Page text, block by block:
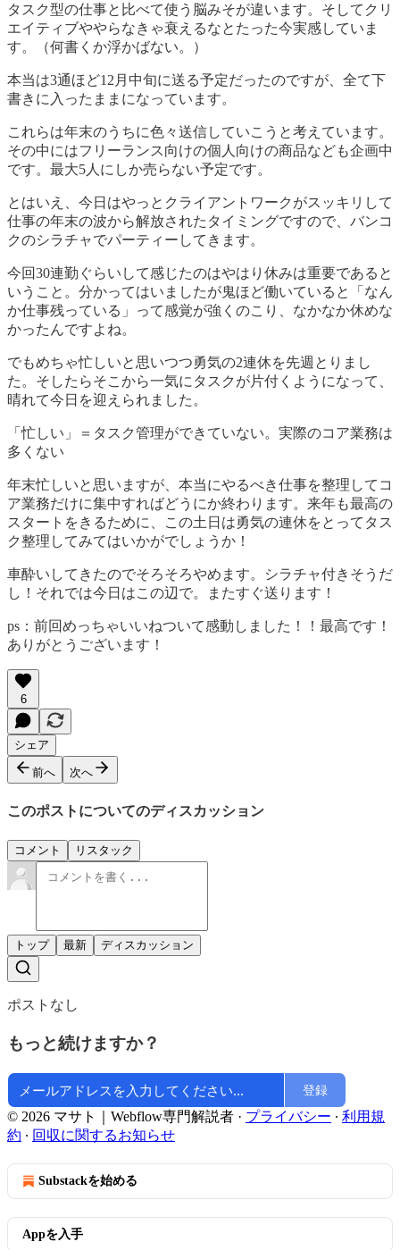
タスク型の仕事と比べて使う脳みそが違います。そしてクリ
エイティブややらなきゃ衰えるなとたった今実感していま
す。（何書くか浮かばない。）
本当は3通ほど12月中旬に送る予定だったのですが、全て下
書きに入ったままになっています。
これらは年末のうちに色々送信していこうと考えています。
その中にはフリーランス向けの個人向けの商品なども企画中
です。最大5人にしか売らない予定です。
とはいえ、今日はやっとクライアントワークがスッキリして
仕事の年末の波から解放されたタイミングですので、バンコ
クのシラチャでパーティーしてきます。
今回30連勤ぐらいして感じたのはやはり休みは重要であると
いうこと。分かってはいましたが鬼ほど働いていると「なん
か仕事残っている」って感覚が強くのこり、なかなか休めな
かったんですよね。
でもめちゃ忙しいと思いつつ勇気の2連休を先週とりまし
た。そしたらそこから一気にタスクが片付くようになって、
晴れて今日を迎えられました。
「忙しい」＝タスク管理ができていない。実際のコア業務は
多くない
年末忙しいと思いますが、本当にやるべき仕事を整理してコ
ア業務だけに集中すればどうにか終わります。来年も最高の
スタートをきるために、この土日は勇気の連休をとってタス
ク整理してみてはいかがでしょうか！
車酔いしてきたのでそろそろやめます。シラチャ付きそうだ
し！それでは今日はこの辺で。またすぐ送ります！
ps：前回めっちゃいいねついて感動しました！！最高です！
ありがとうございます！
6
シェア
前へ 次へ
このポストについてのディスカッション
コメント リスタック
トップ 最新 ディスカッション
ポストなし
もっと続けますか？
登録
© 2026 マサト｜Webflow専門解説者 · プライバシー ∙ 利用規
約 ∙ 回収に関するお知らせ
Substackを始める
Appを入手